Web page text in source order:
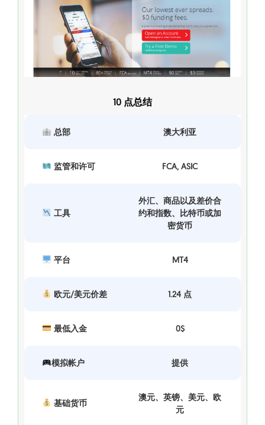
10 点总结
总部 澳大利亚
监管和许可 FCA, ASIC
工具
外汇、商品以及差价合
约和指数、比特币或加
密货币
平台 MT4
欧元/美元价差 1.24 点
最低入金 0$
模拟帐户 提供
基础货币
澳元、英镑、美元、欧
元